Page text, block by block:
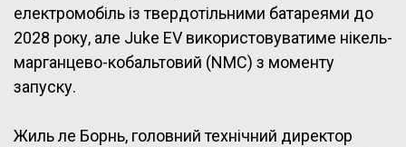
електромобіль із твердотільними батареями до
2028 року, але Juke EV використовуватиме нікель-
марганцево-кобальтовий (NMC) з моменту
запуску.
Жиль ле Борнь, головний технічний директор